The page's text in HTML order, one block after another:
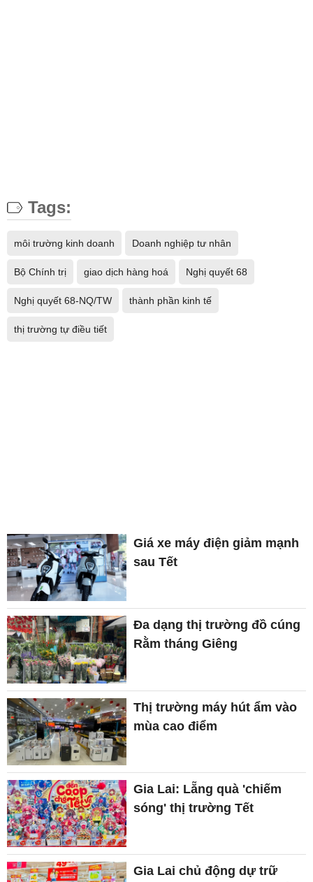
Tags:
môi trường kinh doanh Doanh nghiệp tư nhân
Bộ Chính trị giao dịch hàng hoá Nghị quyết 68
Nghị quyết 68-NQ/TW thành phần kinh tế
thị trường tự điều tiết
Giá xe máy điện giảm mạnh
sau Tết
Đa dạng thị trường đồ cúng
Rằm tháng Giêng
Thị trường máy hút ẩm vào
mùa cao điểm
Gia Lai: Lẵng quà 'chiếm
sóng' thị trường Tết
Gia Lai chủ động dự trữ